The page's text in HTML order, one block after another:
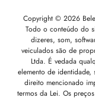
Copyright © 2026
Todo o conteúdo do
dizeres, som,
veiculados são de
Ltda. É vedada
elemento de identidade,
direito mencionado
termos da Lei. Os